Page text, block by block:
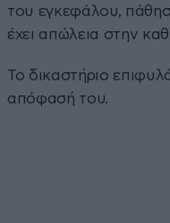
του εγκεφάλου,
έχει απώλεια στην
Το δικαστήριο
απόφασή του.